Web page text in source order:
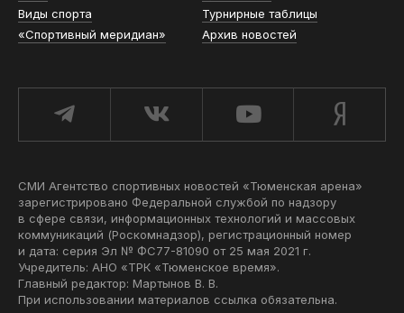
Виды спорта
Турнирные таблицы
«Спортивный меридиан»
Архив новостей
СМИ Агентство спортивных новостей «Тюменская арена»
зарегистрировано Федеральной службой по надзору
в сфере связи, информационных технологий и массовых
коммуникаций (Роскомнадзор), регистрационный номер
и дата: серия Эл № ФС77-81090 от 25 мая 2021 г.
Учредитель: АНО «ТРК «Тюменское время».
Главный редактор: Мартынов В. В.
При использовании материалов ссылка обязательна.